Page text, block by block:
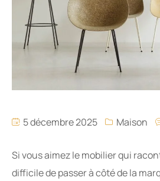
5 décembre 2025 Maison
Si vous aimez le mobilier qui
difficile de passer à côté de la